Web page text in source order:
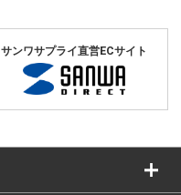
サンワサプライ直営ECサイト